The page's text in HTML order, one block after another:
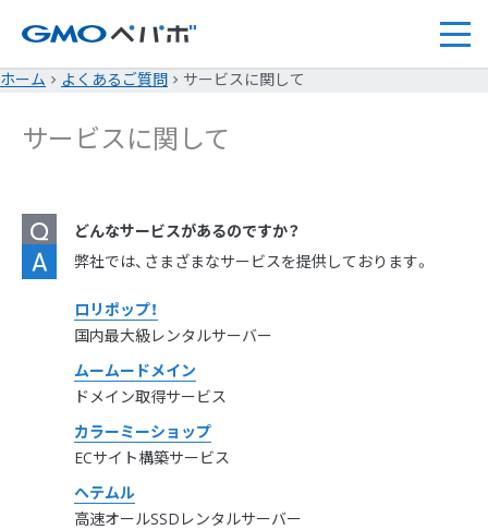
ホーム よくあるご質問 サービスに関して
サービスに関して
どんなサービスがあるのですか？
弊社では、さまざまなサービスを提供しております。
ロリポップ！
国内最大級レンタルサーバー
ムームードメイン
ドメイン取得サービス
カラーミーショップ
ECサイト構築サービス
ヘテムル
高速オールSSDレンタルサーバー